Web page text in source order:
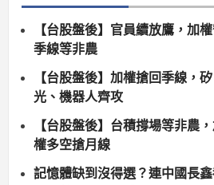
【台股盤後】官員續放鷹，加
季線等非農
【台股盤後】加權搶回季線，矽
光、機器人齊攻
【台股盤後】台積撐場等非農，
權多空搶月線
記憶體缺到沒得選？連中國長